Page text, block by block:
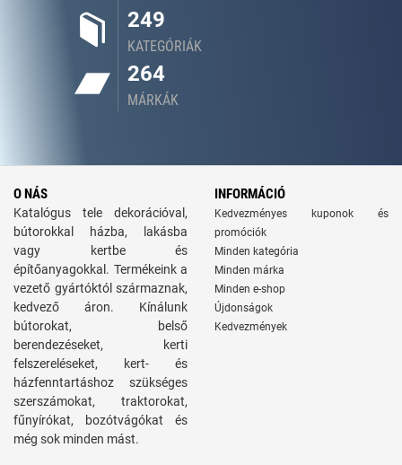
249
KATEGÓRIÁK
264
MÁRKÁK
O NÁS
Katalógus tele dekorációval,
bútorokkal házba, lakásba
vagy kertbe és
építőanyagokkal. Termékeink a
vezető gyártóktól származnak,
kedvező áron. Kínálunk
bútorokat, belső
berendezéseket, kerti
felszereléseket, kert- és
házfenntartáshoz szükséges
szerszámokat, traktorokat,
fűnyírókat, bozótvágókat és
még sok minden mást.
INFORMÁCIÓ
Kedvezményes kuponok és
promóciók
Minden kategória
Minden márka
Minden e-shop
Újdonságok
Kedvezmények